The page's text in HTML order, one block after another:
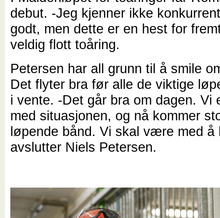
debut. -Jeg kjenner ikke
godt, men dette er en hest for
veldig flott toåring.
Petersen har all grunn til å smile
Det flyter bra før alle de viktige
i vente. -Det går bra om dagen. Vi
med situasjonen, og nå kommer
løpende bånd. Vi skal være med å
avslutter Niels Petersen.